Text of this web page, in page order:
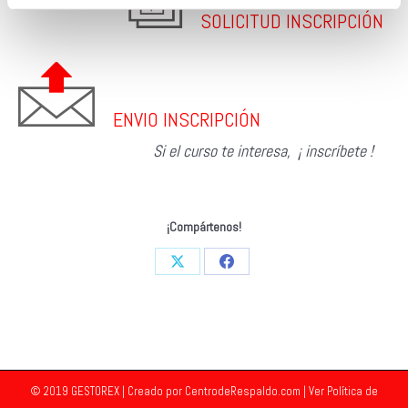
SOLICITUD INSCRIPCIÓN
ENVIO INSCRIPCIÓN
Si el curso te interesa, ¡ inscríbete !
¡Compártenos!
Share
Share
© 2019 GESTOREX | Creado por CentrodeRespaldo.com | Ver Política de